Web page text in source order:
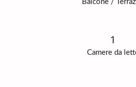
Balcone /
Camere da
1